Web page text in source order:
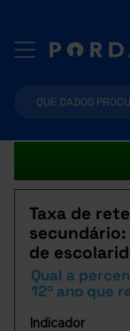
Taxa de
de
Qual a
12º ano que
Indicador